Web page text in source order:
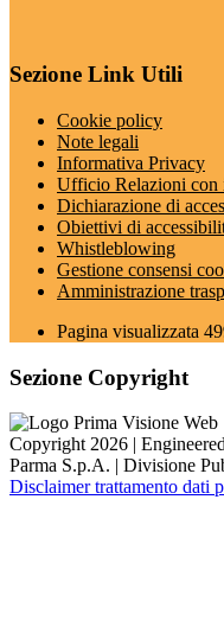
Sezione Link Utili
Cookie policy
Note legali
Informativa Privacy
Ufficio Relazioni con
Dichiarazione di
Obiettivi di
Whistleblowing
Gestione consensi
Amministrazione
Pagina visualizzata
Sezione Copyright
Copyright 2026 |
Parma S.p.A. | Divisione
Disclaimer trattamento dati